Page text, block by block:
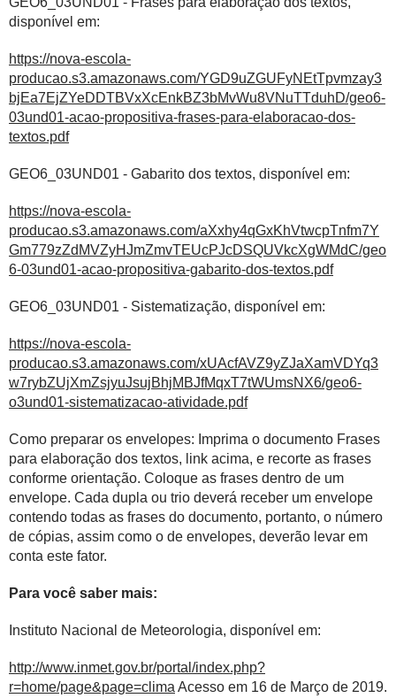
disponível em:
https://nova-escola-
producao.s3.amazonaws.com/YGD9uZGUFyNEtTpvmzay3
bjEa7EjZYeDDTBVxXcEnkBZ3bMvWu8VNuTTduhD/geo6-
03und01-acao-propositiva-frases-para-elaboracao-dos-
textos.pdf
GEO6_03UND01 - Gabarito dos textos, disponível em:
https://nova-escola-
producao.s3.amazonaws.com/aXxhy4qGxKhVtwcpTnfm7Y
Gm779zZdMVZyHJmZmvTEUcPJcDSQUVkcXgWMdC/geo
6-03und01-acao-propositiva-gabarito-dos-textos.pdf
GEO6_03UND01 - Sistematização, disponível em:
https://nova-escola-
producao.s3.amazonaws.com/xUAcfAVZ9yZJaXamVDYq3
w7rybZUjXmZsjyuJsujBhjMBJfMqxT7tWUmsNX6/geo6-
o3und01-sistematizacao-atividade.pdf
Como preparar os envelopes: Imprima o documento Frases
para elaboração dos textos, link acima, e recorte as frases
conforme orientação. Coloque as frases dentro de um
envelope. Cada dupla ou trio deverá receber um envelope
contendo todas as frases do documento, portanto, o número
de cópias, assim como o de envelopes, deverão levar em
conta este fator.
Para você saber mais:
Instituto Nacional de Meteorologia, disponível em:
http://www.inmet.gov.br/portal/index.php?
r=home/page&page=clima Acesso em 16 de Março de 2019.